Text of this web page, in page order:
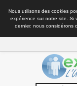
Nous utilisons des cookies
expérience sur notre site. Si
dernier, nous considérons